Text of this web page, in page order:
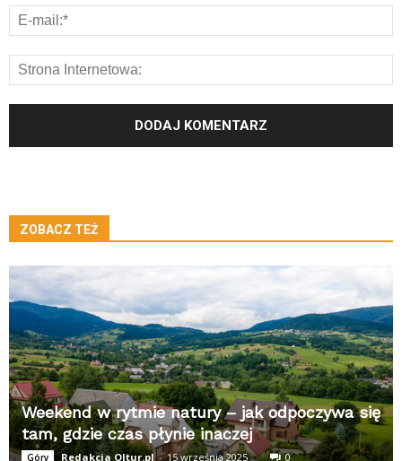
ZOBACZ TEŻ
Weekend w rytmie natury – jak odpoczywa się
tam, gdzie czas płynie inaczej
Góry Redakcja Oltur.pl - 15 września 2025 0